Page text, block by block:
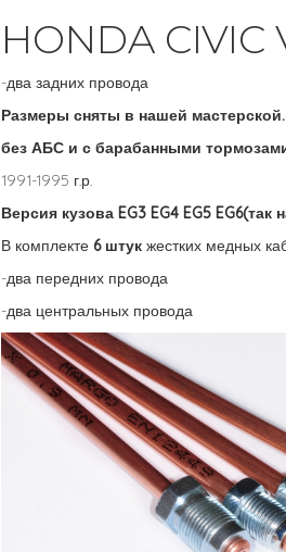
HONDA CIVIC
-два задних провода
Размеры сняты в нашей мастерской.
без АБС и с барабанными
1991-1995 г.р.
Версия кузова EG3 EG4 EG5 EG6(так
В комплекте 6 штук жестких медных
-два передних провода
-два центральных провода